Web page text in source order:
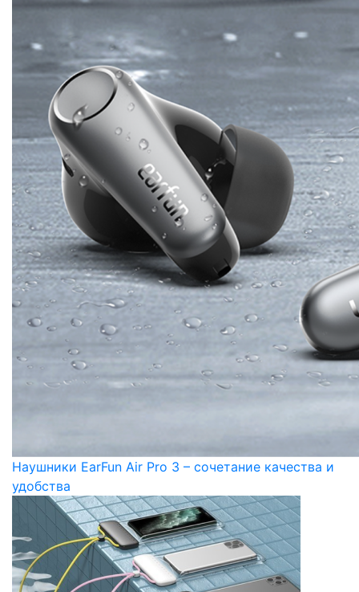
Наушники EarFun Air Pro 3 – сочетание качества и
удобства